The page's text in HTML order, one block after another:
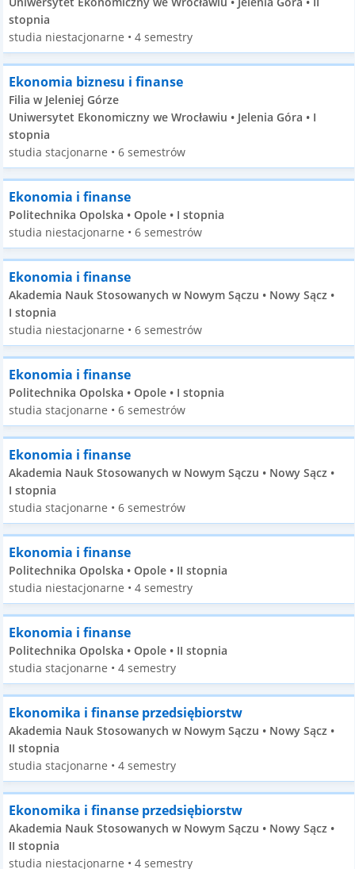
stopnia
studia niestacjonarne • 4 semestry
Ekonomia biznesu i finanse
Filia w Jeleniej Górze
Uniwersytet Ekonomiczny we Wrocławiu • Jelenia Góra • I
stopnia
studia stacjonarne • 6 semestrów
Ekonomia i finanse
Politechnika Opolska • Opole • I stopnia
studia niestacjonarne • 6 semestrów
Ekonomia i finanse
Akademia Nauk Stosowanych w Nowym Sączu • Nowy Sącz •
I stopnia
studia niestacjonarne • 6 semestrów
Ekonomia i finanse
Politechnika Opolska • Opole • I stopnia
studia stacjonarne • 6 semestrów
Ekonomia i finanse
Akademia Nauk Stosowanych w Nowym Sączu • Nowy Sącz •
I stopnia
studia stacjonarne • 6 semestrów
Ekonomia i finanse
Politechnika Opolska • Opole • II stopnia
studia niestacjonarne • 4 semestry
Ekonomia i finanse
Politechnika Opolska • Opole • II stopnia
studia stacjonarne • 4 semestry
Ekonomika i finanse przedsiębiorstw
Akademia Nauk Stosowanych w Nowym Sączu • Nowy Sącz •
II stopnia
studia stacjonarne • 4 semestry
Ekonomika i finanse przedsiębiorstw
Akademia Nauk Stosowanych w Nowym Sączu • Nowy Sącz •
II stopnia
studia niestacjonarne • 4 semestry